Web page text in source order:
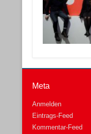
Meta
Anmelden
Eintrags-Feed
Kommentar-Feed